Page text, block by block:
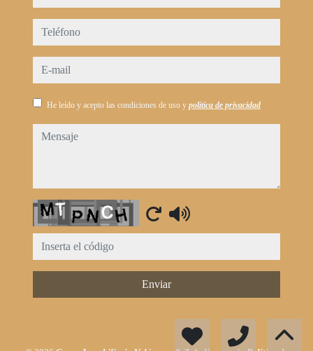
teléfono
e-mail
He leído y acepto las condiciones de uso y política de privacidad
mensaje
Captcha
Enviar